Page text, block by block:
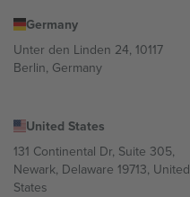
Germany
Unter den Linden 24, 10117
Berlin, Germany
United States
131 Continental Dr, Suite 305,
Newark, Delaware 19713, United
States